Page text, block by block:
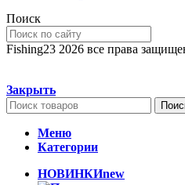
Поиск
Fishing23 2026 все права
Закрыть
Меню
Категории
НОВИНКИnew